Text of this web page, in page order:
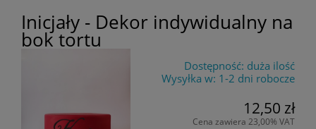
Inicjały - Dekor indywidualny na
bok tortu
Dostępność: duża ilość
Wysyłka w: 1-2 dni robocze
12,50 zł
Cena zawiera 23,00% VAT